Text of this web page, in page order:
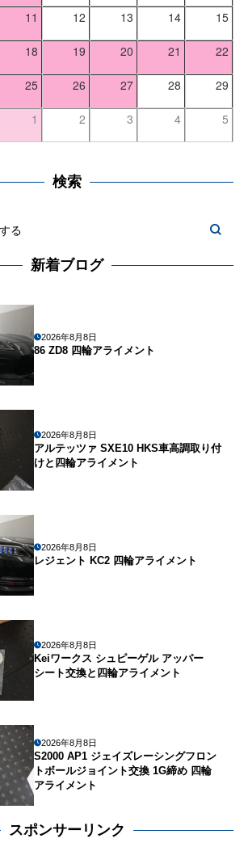
11 12 13 14 15
18 19 20 21 22
25 26 27 28 29
1 2 3 4 5
検索
新着ブログ
2026年8月8日
86 ZD8 四輪アライメント
2026年8月8日
アルテッツァ SXE10 HKS車高調取り付
けと四輪アライメント
2026年8月8日
レジェント KC2 四輪アライメント
2026年8月8日
Keiワークス シュピーゲル アッパー
シート交換と四輪アライメント
2026年8月8日
S2000 AP1 ジェイズレーシングフロン
トボールジョイント交換 1G締め 四輪
アライメント
スポンサーリンク